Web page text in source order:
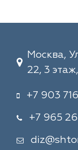
Москва,
22, 3
+7 903
+7 965